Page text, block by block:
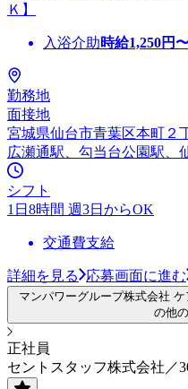
Ｋ】
入浴介助時給1,250円
勤務地
面接地
宮城県仙台市青葉区本町２
広瀬通駅、勾当台公園駅、
シフト
1日8時間 週3日からOK
交通費支給
詳細を見る 応募画面に進む
マンパワーグループ株式会社
の他
正社員
セントスタッフ株式会社／